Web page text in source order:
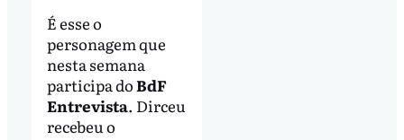
É esse o
personagem que
nesta semana
participa doBdF
Entrevista. Dirceu
recebeu o